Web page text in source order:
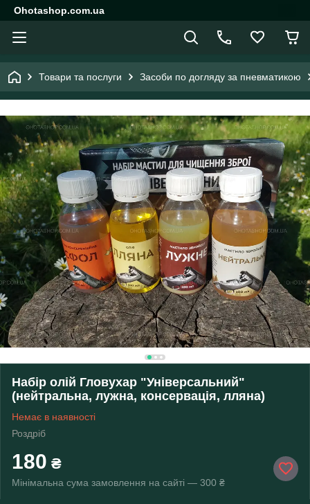
Ohotashop.com.ua
Товари та послуги Засоби по догляду за пневматикою
Набір олій Гловухар "Універсальний"
(нейтральна, лужна, консервація, лляна)
Немає в наявності
Роздріб
180 ₴
Мінімальна сума замовлення на сайті — 300 ₴